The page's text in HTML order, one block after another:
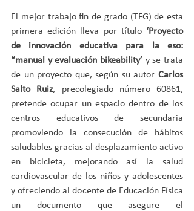
El mejor trabajo fin de grado (TFG) de esta
primera edición lleva por título ‘Proyecto
de innovación educativa para la eso:
“manual y evaluación bikeability’ y se trata
de un proyecto que, según su autor Carlos
Salto Ruiz, precolegiado número 60861,
pretende ocupar un espacio dentro de los
centros educativos de secundaria
promoviendo la consecución de hábitos
saludables gracias al desplazamiento activo
en bicicleta, mejorando así la salud
cardiovascular de los niños y adolescentes
y ofreciendo al docente de Educación Física
un documento que asegure el